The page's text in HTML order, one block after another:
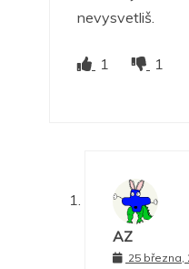
nevysvetliš.
1 1
AZ
25 března,